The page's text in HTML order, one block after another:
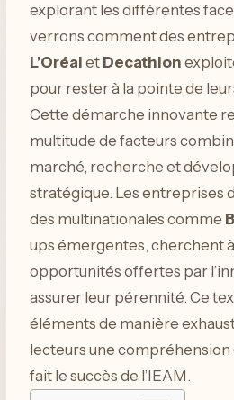
explorant les différentes
verrons comment des
L’Oréal et Decathlon
pour rester à la pointe de
Cette démarche innovante
multitude de facteurs
marché, recherche et
stratégique. Les entreprises
des multinationales comme
ups émergentes, cherchent
opportunités offertes par
assurer leur pérennité. Ce
éléments de manière
lecteurs une
fait le succès de l’IEAM.